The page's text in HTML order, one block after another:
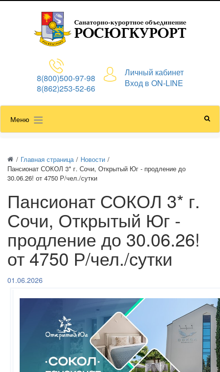
8(800)500-97-98
8(862)253-52-66
Личный кабинет
Вход в ON-LINE
Меню
/ Главная страница / Новости /
Пансионат СОКОЛ 3* г. Сочи, Открытый Юг - продление до
30.06.26! от 4750 Р/чел./сутки
Пансионат СОКОЛ 3* г.
Сочи, Открытый Юг -
продление до 30.06.26!
от 4750 Р/чел./сутки
01.06.2026